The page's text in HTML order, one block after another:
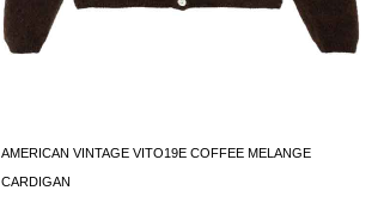
AMERICAN VINTAGE VITO19E COFFEE MELANGE
CARDIGAN